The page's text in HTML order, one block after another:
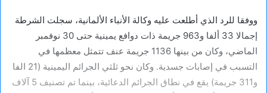
ووفقا للرد الذي أطلعت عليه وكالة الأنباء الألمانية، سجلت الشرطة
إجمالا 33 ألفا و963 جريمة ذات دوافع يمينية حتى 30 نوفمبر
الماضي، وكان من بينها 1136 جريمة عنف تتمثل معظمها في
التسبب في إصابات جسدية. وكان نحو ثلثي الجرائم اليمينية (21 الفا
و311 جريمة) يقع في نطاق الجرائم الدعائية، بينما تم تصنيف 5 آلاف